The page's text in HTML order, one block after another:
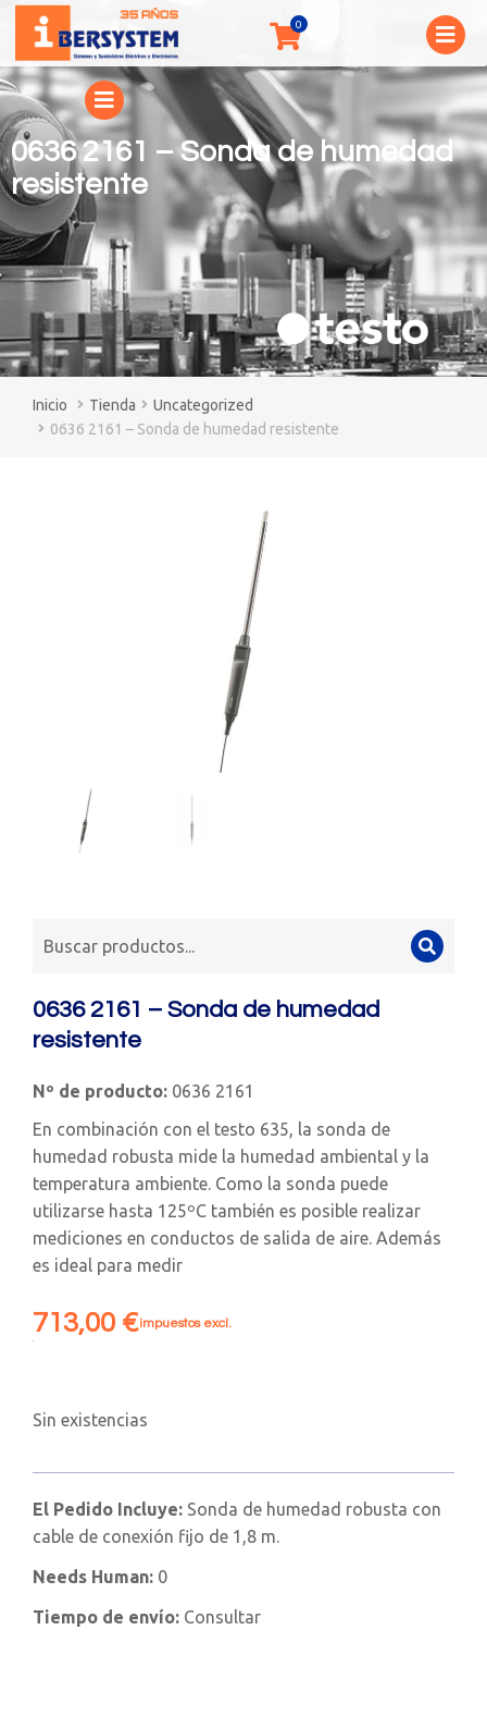
0636 2161 – Sonda de humedad
resistente
You are here:
Tienda
Uncategorized
0636 2161 – Sonda de humedad resistente
0636 2161 – Sonda de humedad
resistente
Nº de producto: 0636 2161
En combinación con el testo 635, la sonda de
humedad robusta mide la humedad ambiental y la
temperatura ambiente. Como la sonda puede
utilizarse hasta 125ºC también es posible realizar
mediciones en conductos de salida de aire. Además
es ideal para medir
713,00 €impuestos excl.
Sin existencias
El Pedido Incluye: Sonda de humedad robusta con
cable de conexión fijo de 1,8 m.
Needs Human: 0
Tiempo de envío: Consultar